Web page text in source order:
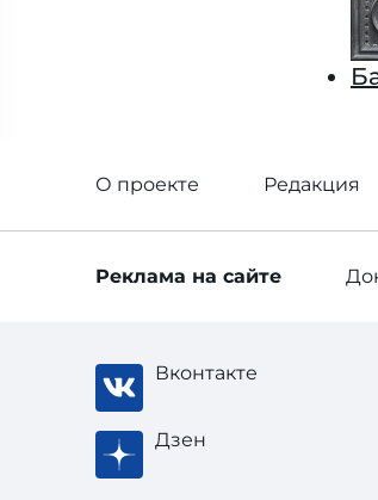
О проекте Редакция
Реклама на сайте
Вконтакте
Дзен